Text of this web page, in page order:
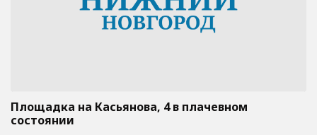
Площадка на Касьянова, 4 в плачевном
состоянии